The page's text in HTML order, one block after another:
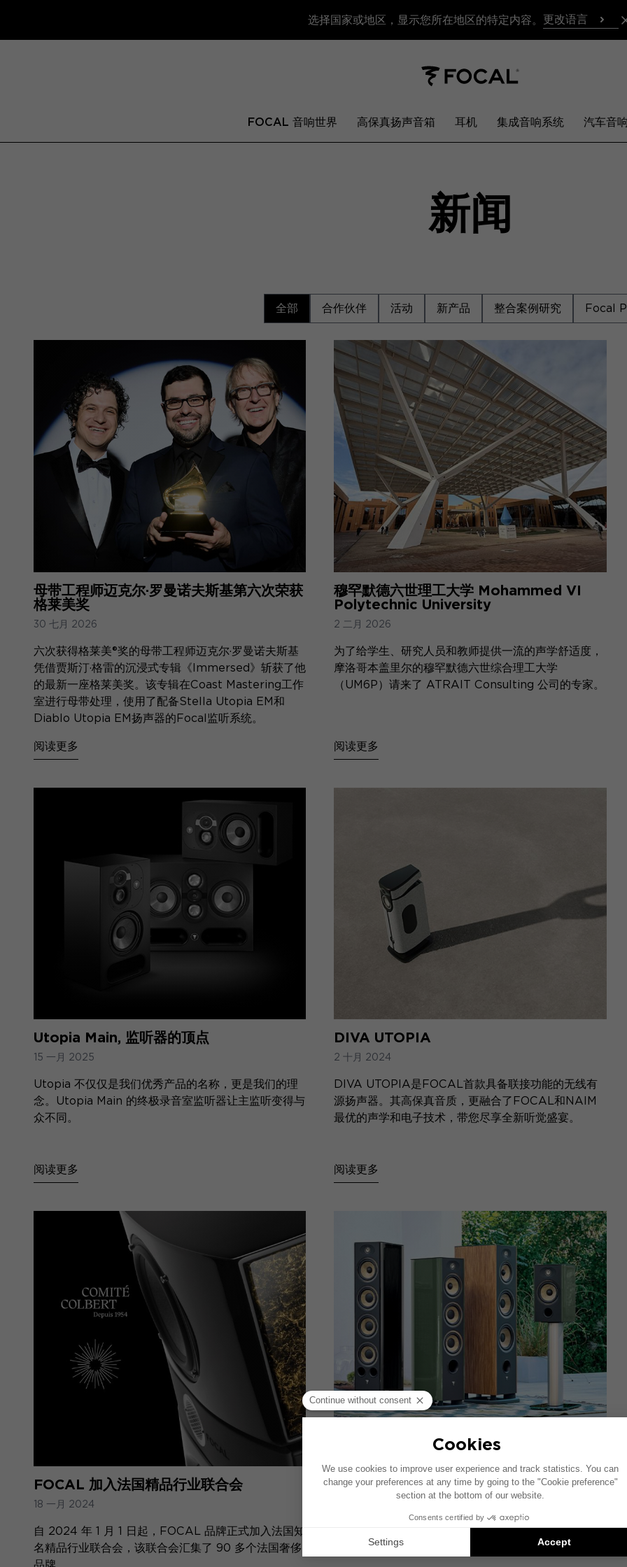
选择国家或地区，显示您所在地区的特定内容。 更改语言
FOCAL 音响世界 高保真扬声音箱 耳机 集成音响系统 汽车音
新闻
全部 合作伙伴 活动 新产品 整合案例研究 Focal
母带工程师迈克尔·罗曼诺夫斯基第六次荣获
格莱美奖
30 七月 2026
六次获得格莱美®奖的母带工程师迈克尔·罗曼诺夫斯基
凭借贾斯汀·格雷的沉浸式专辑《Immersed》斩获了他
的最新一座格莱美奖。该专辑在Coast Mastering工作
室进行母带处理，使用了配备Stella Utopia EM和
Diablo Utopia EM扬声器的Focal监听系统。
阅读更多
穆罕默德六世理工大学 Mohammed VI
Polytechnic University
2 二月 2026
为了给学生、研究人员和教师提供一流的声学舒适度，
摩洛哥本盖里尔的穆罕默德六世综合理工大学
（UM6P）请来了 ATRAIT Consulting 公司的专家。
阅读更多
Utopia Main, 监听器的顶点
15 一月 2025
Utopia 不仅仅是我们优秀产品的名称，更是我们的理
念。Utopia Main 的终极录音室监听器让主监听变得与
众不同。
阅读更多
DIVA UTOPIA
2 十月 2024
DIVA UTOPIA是FOCAL首款具备联接功能的无线有
源扬声器。其高保真音质，更融合了FOCAL和NAIM
最优的声学和电子技术，带您尽享全新听觉盛宴。
阅读更多
FOCAL 加入法国精品行业联合会
18 一月 2024
自 2024 年 1 月 1 日起，FOCAL 品牌正式加入法国知
名精品行业联合会，该联合会汇集了 90 多个法国奢侈
Aria Evo X：私享聆听体验的乐趣
9 一月 2024
法式工艺、技术进步、简约设计、独特饰面……Aria